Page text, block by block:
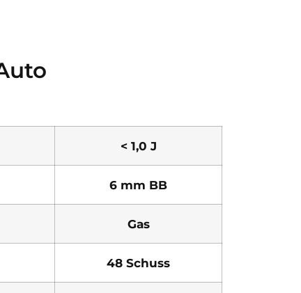
< 1,0 J
6 mm BB
Gas
48 Schuss